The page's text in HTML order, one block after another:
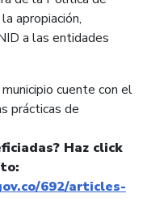
apropiación,
a las entidades
cuente con el
prácticas de
Haz click
692/articles-